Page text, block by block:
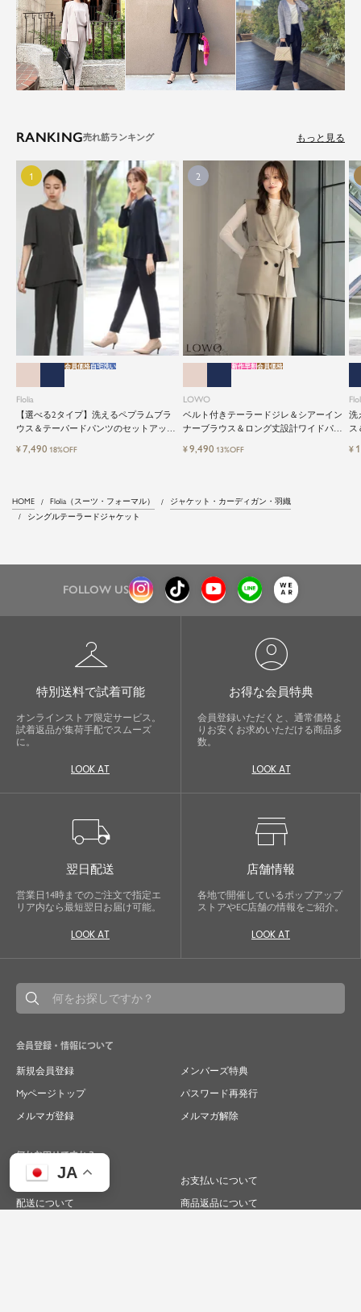
JA
RANKING もっと見る
Flolia
【選べる2タイプ】洗えるペプラムブラ
ウス＆テーパードパンツのセットアップ
会員価格自宅洗い
¥7,490 18%OFF
LOWO
ベルト付きテーラードジレ＆シアーイン
ナーブラウス＆ロング丈設計ワイドパン
新作早割会員価格
¥9,490 13%OFF
洗
ス
¥
HOME Flolia（スーツ・フォーマル）
ジャケット・カーディガン・羽織
シングルテーラードジャケット
FOLLOW US
checkroom
特別送料で試着可能
オンラインストア限定サービス。
試着返品が集荷手配でスムーズ
に。
LOOK AT
account_circle
お得な会員特典
会員登録いただくと、通常価格よ
りお安くお求めいただける商品多
数。
LOOK AT
local_shipping
翌日配送
営業日14時までのご注文で指定エ
リア内なら最短翌日お届け可能。
LOOK AT
store
店舗情報
各地で開催しているポップアップ
ストアやEC店舗の情報をご紹介。
LOOK AT
会員登録・情報について
新規会員登録
メンバーズ特典
Myページトップ
パスワード再発行
メルマガ登録
メルマガ解除
何かお困りですか？
ご注文について
お支払いについて
配送について
商品返品について